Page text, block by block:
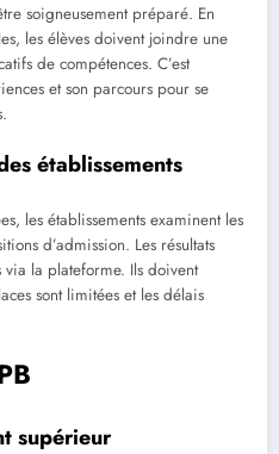
soigneusement préparé. En
les élèves doivent joindre une
de compétences. C’est
et son parcours pour se
établissements
les établissements examinent les
d’admission. Les résultats
via la plateforme. Ils doivent
sont limitées et les délais
supérieur